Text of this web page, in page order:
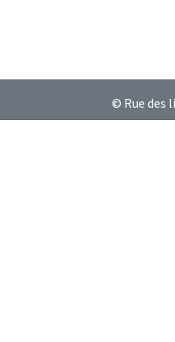
© Rue des